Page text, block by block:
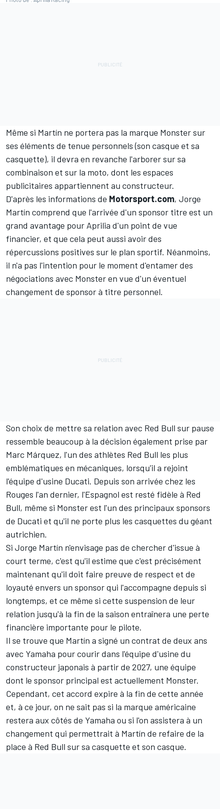
Même si Martín ne portera pas la marque Monster sur
ses éléments de tenue personnels (son casque et sa
casquette), il devra en revanche l'arborer sur sa
combinaison et sur la moto, dont les espaces
publicitaires appartiennent au constructeur.
D'après les informations de Motorsport.com, Jorge
Martín comprend que l'arrivée d'un sponsor titre est un
grand avantage pour Aprilia d'un point de vue
financier, et que cela peut aussi avoir des
répercussions positives sur le plan sportif. Néanmoins,
il n'a pas l'intention pour le moment d'entamer des
négociations avec Monster en vue d'un éventuel
changement de sponsor à titre personnel.
Son choix de mettre sa relation avec Red Bull sur pause
ressemble beaucoup à la décision également prise par
Marc Márquez, l'un des athlètes Red Bull les plus
emblématiques en mécaniques, lorsqu'il a rejoint
l'équipe d'usine Ducati. Depuis son arrivée chez les
Rouges l'an dernier, l'Espagnol est resté fidèle à Red
Bull, même si Monster est l'un des principaux sponsors
de Ducati et qu'il ne porte plus les casquettes du géant
autrichien.
Si Jorge Martín n'envisage pas de chercher d'issue à
court terme, c'est qu'il estime que c'est précisément
maintenant qu'il doit faire preuve de respect et de
loyauté envers un sponsor qui l'accompagne depuis si
longtemps, et ce même si cette suspension de leur
relation jusqu'à la fin de la saison entraînera une perte
financière importante pour le pilote.
Il se trouve que Martín a signé un contrat de deux ans
avec Yamaha pour courir dans l'équipe d'usine du
constructeur japonais à partir de 2027, une équipe
dont le sponsor principal est actuellement Monster.
Cependant, cet accord expire à la fin de cette année
et, à ce jour, on ne sait pas si la marque américaine
restera aux côtés de Yamaha ou si l'on assistera à un
changement qui permettrait à Martín de refaire de la
place à Red Bull sur sa casquette et son casque.